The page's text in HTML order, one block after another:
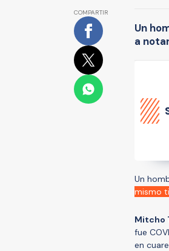
COMPARTIR
Un
a
Un
mismo
Mitcho
fue
en